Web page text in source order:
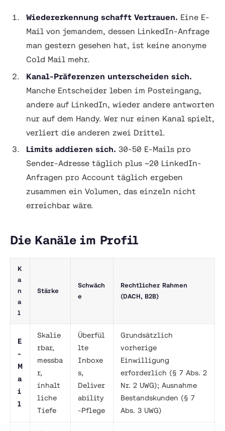
Wiedererkennung schafft Vertrauen. Eine E-
Mail von jemandem, dessen LinkedIn-Anfrage
man gestern gesehen hat, ist keine anonyme
Cold Mail mehr.
Kanal-Präferenzen unterscheiden sich.
Manche Entscheider leben im Posteingang,
andere auf LinkedIn, wieder andere antworten
nur auf dem Handy. Wer nur einen Kanal spielt,
verliert die anderen zwei Drittel.
Limits addieren sich. 30-50 E-Mails pro
Sender-Adresse täglich plus ~20 LinkedIn-
Anfragen pro Account täglich ergeben
zusammen ein Volumen, das einzeln nicht
erreichbar wäre.
Die Kanäle im Profil
K
a
n
a
l
Stärke
Schwäch
e
Rechtlicher Rahmen
(DACH, B2B)
E
-
M
a
i
l
Skalie
rbar,
messba
r,
inhalt
liche
Tiefe
Überfül
lte
Inboxe
s,
Deliver
ability
-Pflege
Grundsätzlich
vorherige
Einwilligung
erforderlich (§ 7 Abs. 2
Nr. 2 UWG); Ausnahme
Bestandskunden (§ 7
Abs. 3 UWG)